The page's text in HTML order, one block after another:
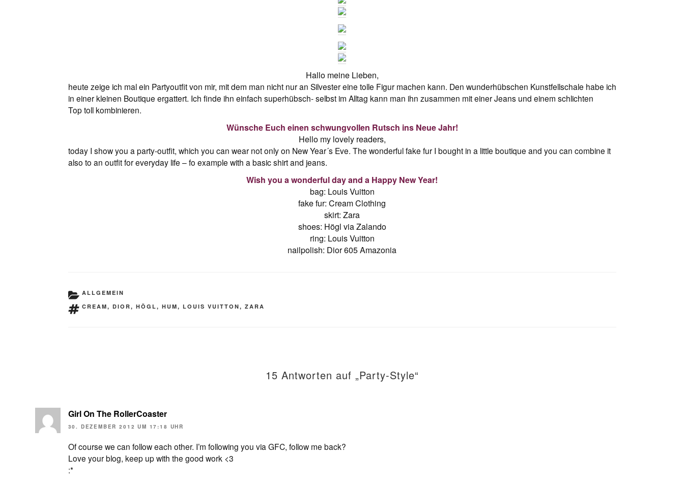
Hallo meine Lieben,
heute zeige ich mal ein Partyoutfit von mir, mit dem man nicht nur an Silvester eine tolle Figur machen kann. Den wunderhübschen Kunstfellschale habe ich
in einer kleinen Boutique ergattert. Ich finde ihn einfach superhübsch- selbst im Alltag kann man ihn zusammen mit einer Jeans und einem schlichten
Top toll kombinieren.
Wünsche Euch einen schwungvollen Rutsch ins Neue Jahr!
Hello my lovely readers,
today I show you a party-outfit, which you can wear not only on New Year´s Eve. The wonderful fake fur I bought in a little boutique and you can combine it
also to an outfit for everyday life – fo example with a basic shirt and jeans.
Wish you a wonderful day and a Happy New Year!
bag: Louis Vuitton
fake fur: Cream Clothing
skirt: Zara
shoes: Högl via Zalando
ring: Louis Vuitton
nailpolish: Dior 605 Amazonia
KATEGORIEN
ALLGEMEIN
SCHLAGWÖRTER
CREAM, DIOR, HÖGL, HUM, LOUIS VUITTON, ZARA
15 Antworten auf „Party-Style“
Girl On The RollerCoaster
30. DEZEMBER 2012 UM 17:18 UHR
Of course we can follow each other. I’m following you via GFC, follow me back?
Love your blog, keep up with the good work <3
:*